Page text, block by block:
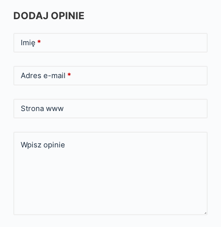
DODAJ OPINIE
Imię *
Adres e-mail *
Strona www
Wpisz opinie